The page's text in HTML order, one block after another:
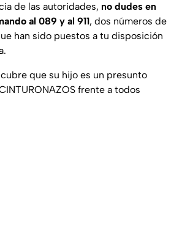
de las autoridades, no dudes en
al 089 y al 911, dos números de
han sido puestos a tu disposición
que su hijo es un presunto
frente a todos